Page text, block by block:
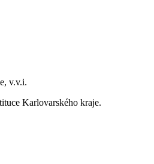
v.v.i.
Karlovarského kraje.